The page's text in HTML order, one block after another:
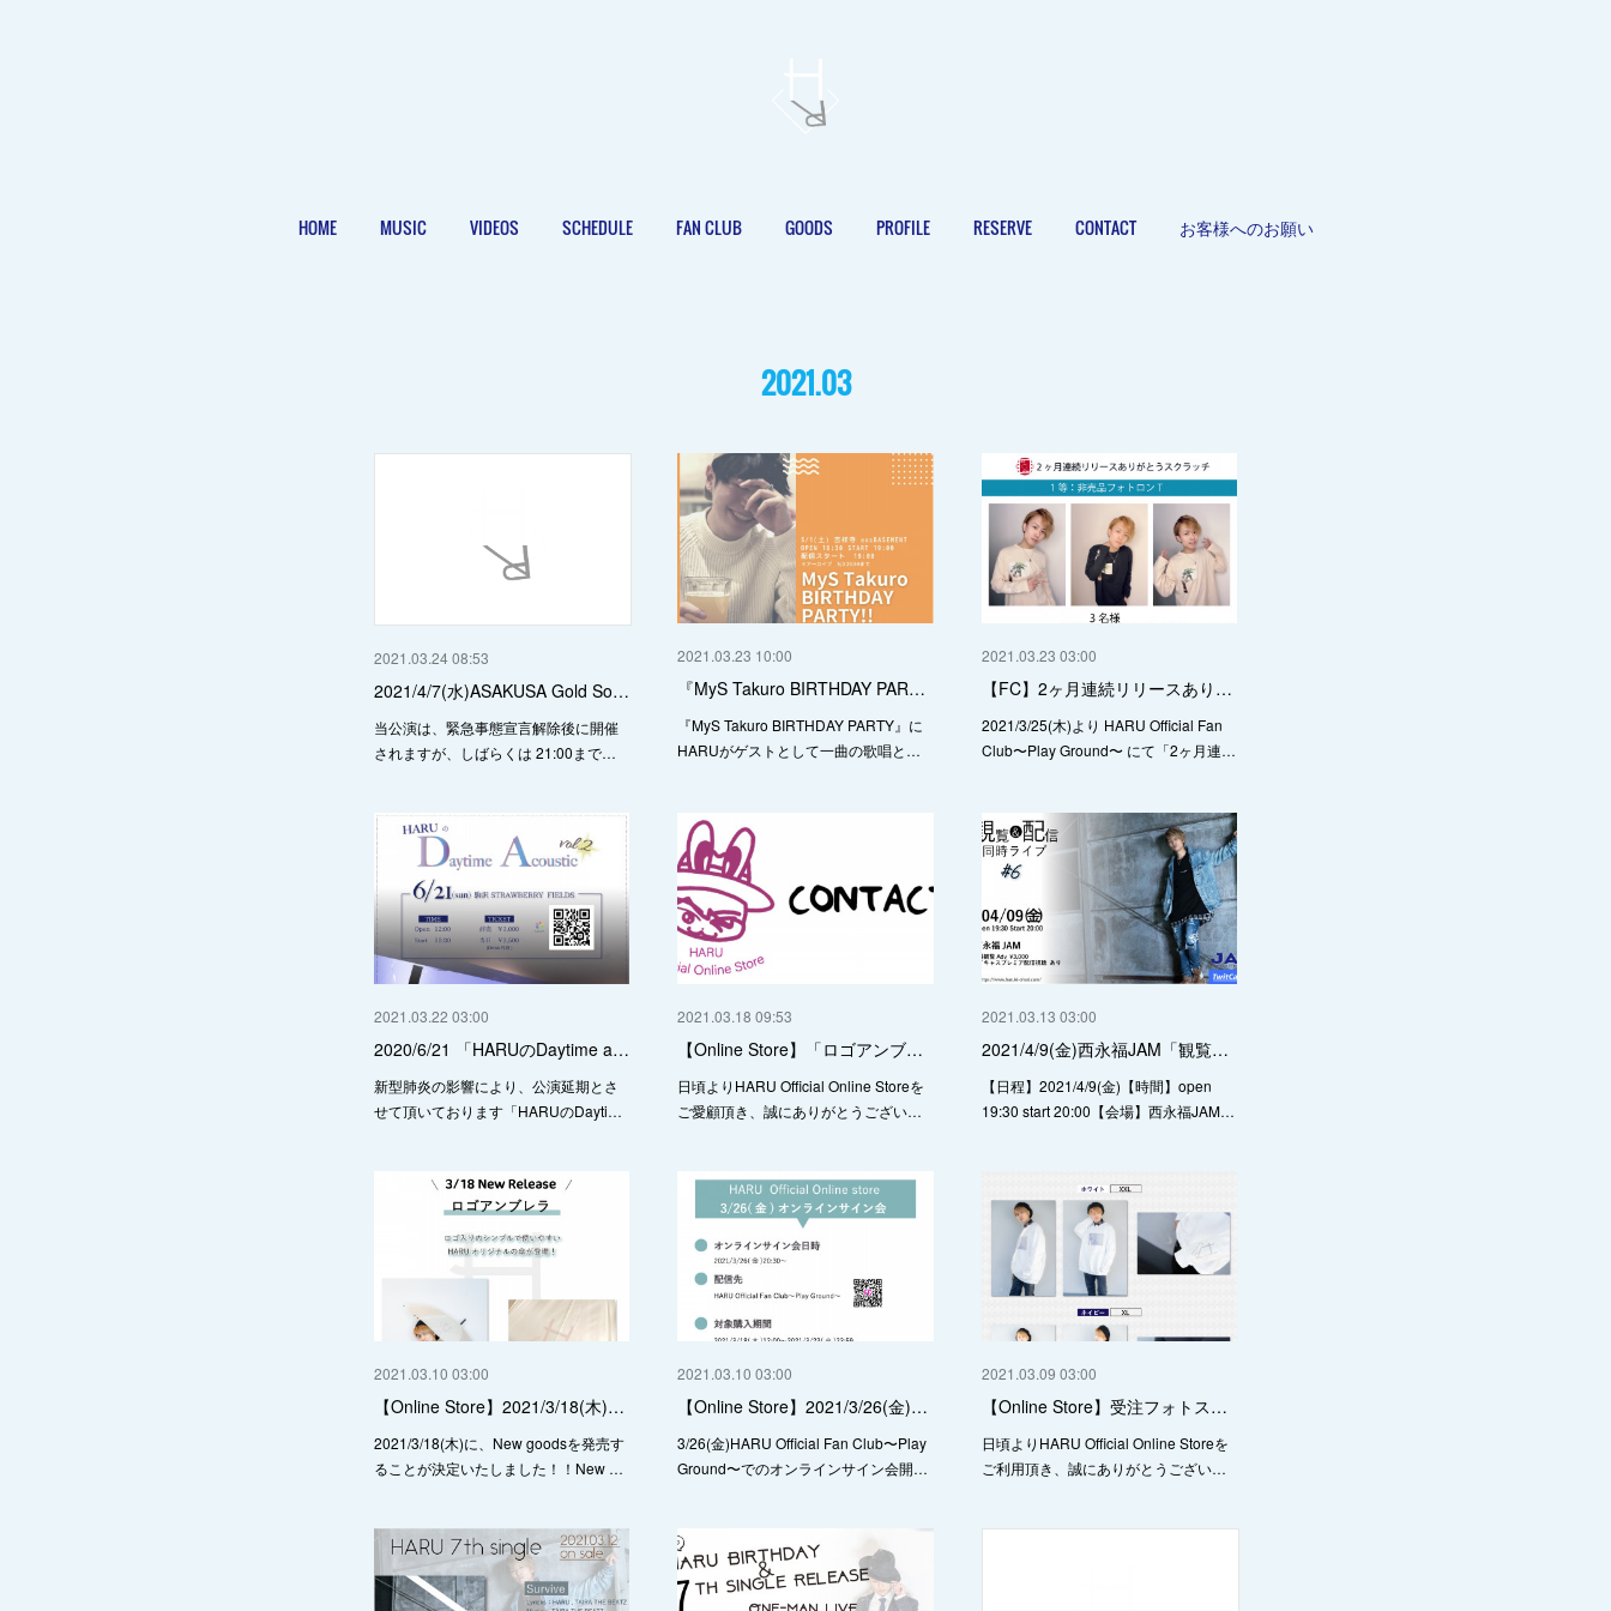
HOME MUSIC VIDEOS SCHEDULE FAN CLUB GOODS PROFILE RESERVE CONTACT お客様へのお願い
2021.03
2021.03.24 08:53
2021/4/7(水)ASAKUSA Gold So…
当公演は、緊急事態宣言解除後に開催
されますが、しばらくは 21:00まで…
2021.03.23 10:00
『MyS Takuro BIRTHDAY PAR…
『MyS Takuro BIRTHDAY PARTY』に
HARUがゲストとして一曲の歌唱と…
2021.03.23 03:00
【FC】2ヶ月連続リリースあり…
2021/3/25(木)より HARU Official Fan
Club〜Play Ground〜 にて「2ヶ月連…
2021.03.22 03:00
2020/6/21 「HARUのDaytime a…
新型肺炎の影響により、公演延期とさ
せて頂いております「HARUのDayti…
2021.03.18 09:53
【Online Store】「ロゴアンブ…
日頃よりHARU Official Online Storeを
ご愛顧頂き、誠にありがとうござい…
2021.03.13 03:00
2021/4/9(金)西永福JAM「観覧…
【日程】2021/4/9(金)【時間】open
19:30 start 20:00【会場】西永福JAM…
2021.03.10 03:00
【Online Store】2021/3/18(木)…
2021/3/18(木)に、New goodsを発売す
ることが決定いたしました！！New …
2021.03.10 03:00
【Online Store】2021/3/26(金)…
3/26(金)HARU Official Fan Club〜Play
Ground〜でのオンラインサイン会開…
2021.03.09 03:00
【Online Store】受注フォトス…
日頃よりHARU Official Online Storeを
ご利用頂き、誠にありがとうござい…